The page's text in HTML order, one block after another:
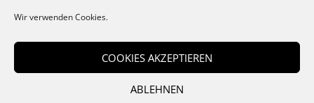
Wir verwenden Cookies.
COOKIES AKZEPTIEREN
ABLEHNEN
Digitalisierung